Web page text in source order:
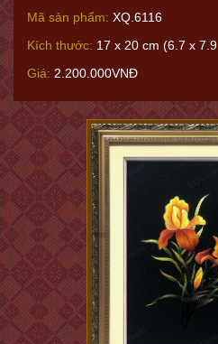
Mã sản phẩm: XQ.6116
Kích thước: 17 x 20 cm (6.7 x 7.9
Giá: 2.200.000VNĐ